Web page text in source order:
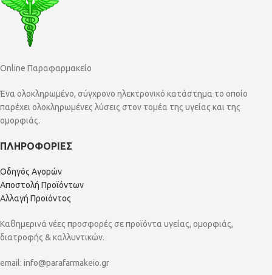
Online Παραφαρμακείο
Ένα ολοκληρωμένο, σύγχρονο ηλεκτρονικό κατάστημα το οποίο
παρέχει ολοκληρωμένες λύσεις στον τομέα της υγείας και της
ομορφιάς.
ΠΛΗΡΟΦΟΡΙΕΣ
Οδηγός Αγορών
Αποστολή Προϊόντων
Αλλαγή Προϊόντος
Καθημερινά νέες προσφορές σε προϊόντα υγείας, ομορφιάς,
διατροφής & καλλυντικών.
email: info@parafarmakeio.gr